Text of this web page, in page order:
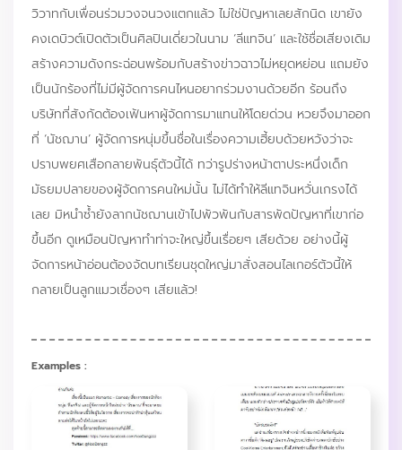
วิวาทกับเพื่อนร่วมวงจนวงแตกแล้ว ไม่ใช่ปัญหาเลยสักนิด เขายัง
คงเดบิวต์เปิดตัวเป็นศิลปินเดี่ยวในนาม ‘ลีแทจิน’ และใช้ชื่อเสียงเดิม
สร้างความดังกระฉ่อนพร้อมกับสร้างข่าวฉาวไม่หยุดหย่อน แถมยัง
เป็นนักร้องที่ไม่มีผู้จัดการคนไหนอยากร่วมงานด้วยอีก ร้อนถึง
บริษัทที่สังกัดต้องเฟ้นหาผู้จัดการมาแทนให้โดยด่วน หวยจึงมาออก
ที่ ‘นัชฌาน’ ผู้จัดการหนุ่มขึ้นชื่อในเรื่องความเฮี้ยบด้วยหวังว่าจะ
ปราบพยศเสือกลายพันธุ์ตัวนี้ได้ ทว่ารูปร่างหน้าตาประหนึ่งเด็ก
มัธยมปลายของผู้จัดการคนใหม่นั้น ไม่ได้ทำให้ลีแทจินหวั่นเกรงได้
เลย มิหนำซ้ำยังลากนัชฌานเข้าไปพัวพันกับสารพัดปัญหาที่เขาก่อ
ขึ้นอีก ดูเหมือนปัญหาทำท่าจะใหญ่ขึ้นเรื่อยๆ เสียด้วย อย่างนี้ผู้
จัดการหน้าอ่อนต้องจัดบทเรียนชุดใหญ่มาสั่งสอนไลเกอร์ตัวนี้ให้
กลายเป็นลูกแมวเชื่องๆ เสียแล้ว!
Examples :